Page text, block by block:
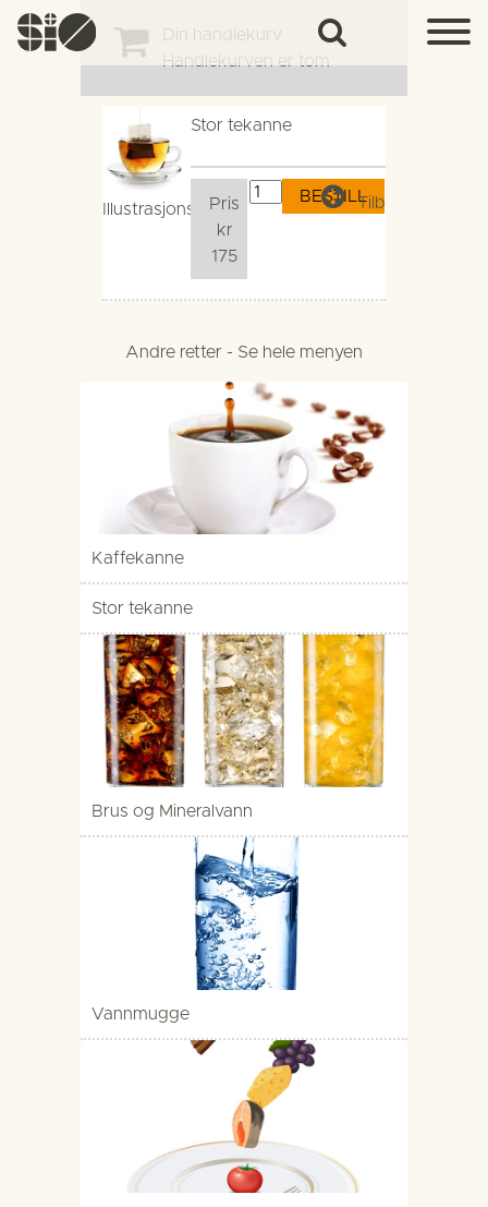
Din handlekurv
Handlekurven er tom
Illustrasjonsbilde
Stor tekanne
Pris
kr
175
Tilbake
Andre retter - Se hele menyen
Kaffekanne
Stor tekanne
Brus og Mineralvann
Vannmugge